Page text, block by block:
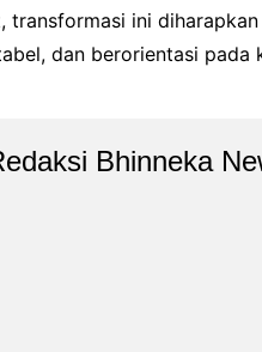
transformasi ini
dan berorientasi pada
Bhinneka